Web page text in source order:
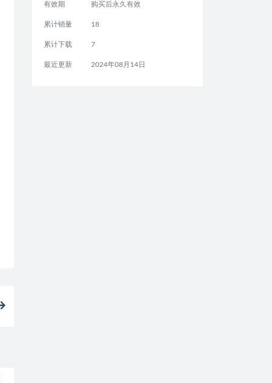
有效期 购买后永久有效
累计销量 18
累计下载 7
最近更新 2024年08月14日